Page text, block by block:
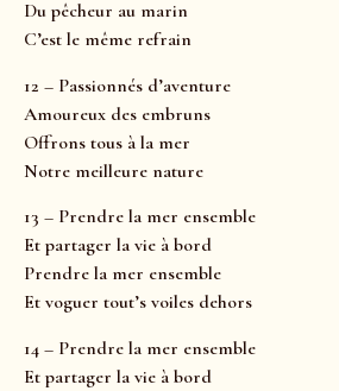
Du pêcheur au marin
C’est le même refrain
12 – Passionnés d’aventure
Amoureux des embruns
Offrons tous à la mer
Notre meilleure nature
13 – Prendre la mer ensemble
Et partager la vie à bord
Prendre la mer ensemble
Et voguer tout’s voiles dehors
14 – Prendre la mer ensemble
Et partager la vie à bord